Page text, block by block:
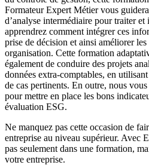
Formateur Expert Métier vous
d’analyse intermédiaire pour traiter et
apprendrez comment intégrer ces
prise de décision et ainsi améliorer
organisation. Cette formation
également de conduire des projets
données extra-comptables, en
de cas pertinents. En outre, nous
pour mettre en place les bons
évaluation ESG.
Ne manquez pas cette occasion de
entreprise au niveau supérieur. Avec
pas seulement dans une formation,
votre entreprise.